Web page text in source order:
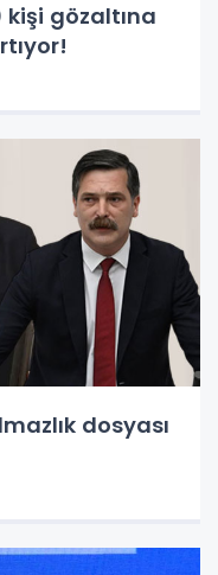
gözaltına
dosyası